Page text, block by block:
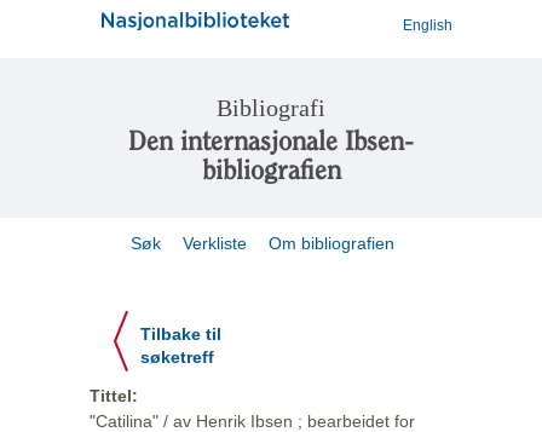
English
Bibliografi
Den internasjonale Ibsen-
bibliografien
Søk Verkliste Om bibliografien
Tilbake til
søketreff
Tittel:
"Catilina" / av Henrik Ibsen ; bearbeidet for